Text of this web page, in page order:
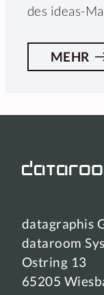
des ideas-
MEHR
datagraphis
dataroom
Ostring 13
65205